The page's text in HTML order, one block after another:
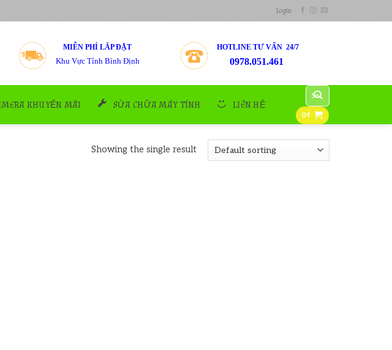
Login
MIỄN PHÍ LẮP ĐẶT
Khu Vực Tỉnh Bình Định
HOTLINE TƯ VẤN 24/7
0978.051.461
KHUYẾN MÃI SỬA CHỮA MÁY TÍNH LIÊN HỆ
Search
for:
0₫
Showing the single result